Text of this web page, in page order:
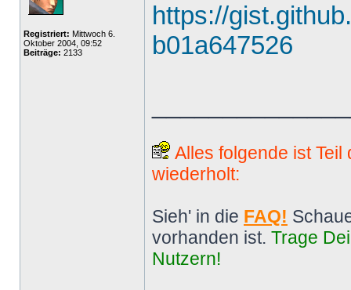
Registriert: Mittwoch 6.
Oktober 2004, 09:52
Beiträge: 2133
https://
b01a647526
Alles folgende ist
wiederholt:
Sieh' in die FAQ!
vorhanden ist. Trage
Nutzern!